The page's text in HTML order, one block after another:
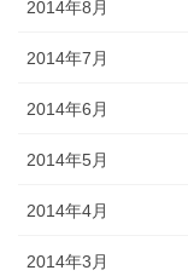
2014年8月
2014年7月
2014年6月
2014年5月
2014年4月
2014年3月